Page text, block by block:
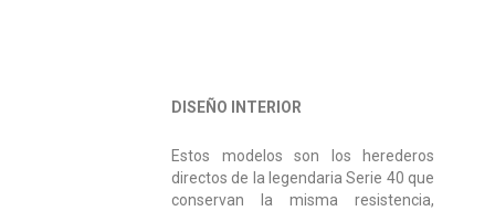
DISEÑO INTERIOR
Estos modelos son los herederos
directos de la legendaria Serie 40 que
conservan la misma resistencia,